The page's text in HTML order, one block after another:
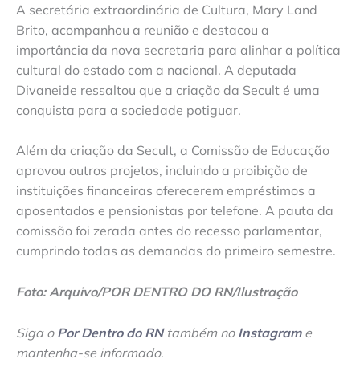
A secretária extraordinária de Cultura, Mary Land
Brito, acompanhou a reunião e destacou a
importância da nova secretaria para alinhar a política
cultural do estado com a nacional. A deputada
Divaneide ressaltou que a criação da Secult é uma
conquista para a sociedade potiguar.
Além da criação da Secult, a Comissão de Educação
aprovou outros projetos, incluindo a proibição de
instituições financeiras oferecerem empréstimos a
aposentados e pensionistas por telefone. A pauta da
comissão foi zerada antes do recesso parlamentar,
cumprindo todas as demandas do primeiro semestre.
Foto: Arquivo/POR DENTRO DO RN/Ilustração
Siga o Por Dentro do RNtambém no Instagrame
mantenha-se informado.